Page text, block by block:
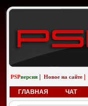
PSPверсия Новое на сайте
ГЛАВНАЯ ЧАТ